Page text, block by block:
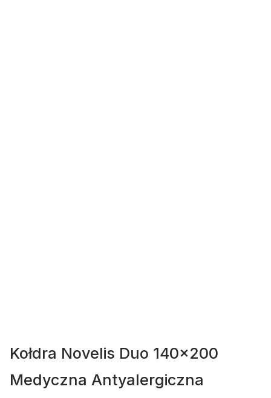
Kołdra Novelis Duo 140x200
Medyczna Antyalergiczna